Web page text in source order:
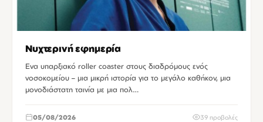
Νυχτερινή εφημερία
Ενα υπαρξιακό roller coaster στους διαδρόμους ενός
νοσοκομείου – μια μικρή ιστορία για το μεγάλο καθήκον, μια
μονοδιάστατη ταινία με μια πολ…
05/08/2026 39 προβολές